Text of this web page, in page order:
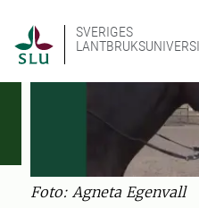
SVERIGES
Foto: Agneta Egenvall